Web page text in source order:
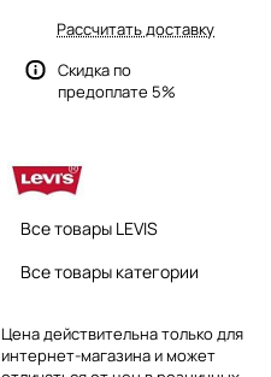
Рассчитать доставку
Скидка по
предоплате 5%
Все товары LEVIS
Все товары категории
Цена действительна только для
интернет-магазина и может